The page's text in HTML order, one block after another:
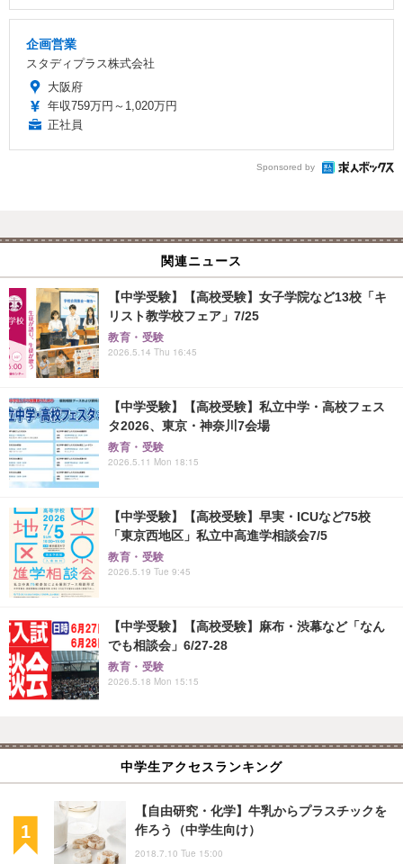
企画営業
スタディプラス株式会社
大阪府
年収759万円～1,020万円
正社員
Sponsored by
関連ニュース
【中学受験】【高校受験】女子学院など13校「キ
リスト教学校フェア」7/25
教育・受験
2026.5.14 Thu 16:45
【中学受験】【高校受験】私立中学・高校フェス
タ2026、東京・神奈川7会場
教育・受験
2026.5.11 Mon 18:15
【中学受験】【高校受験】早実・ICUなど75校
「東京西地区」私立中高進学相談会7/5
教育・受験
2026.5.19 Tue 9:45
【中学受験】【高校受験】麻布・渋幕など「なん
でも相談会」6/27-28
教育・受験
2026.5.18 Mon 15:15
中学生アクセスランキング
【自由研究・化学】牛乳からプラスチックを
作ろう（中学生向け）
2018.7.10 Tue 15:00